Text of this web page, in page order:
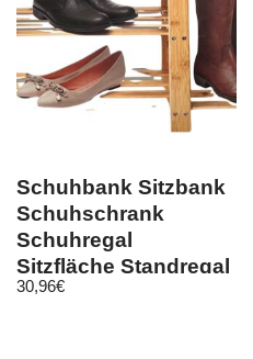
Schuhbank Sitzbank
Schuhschrank
Schuhregal
Sitzfläche Standregal
Bambus 91x51x30
30,96€